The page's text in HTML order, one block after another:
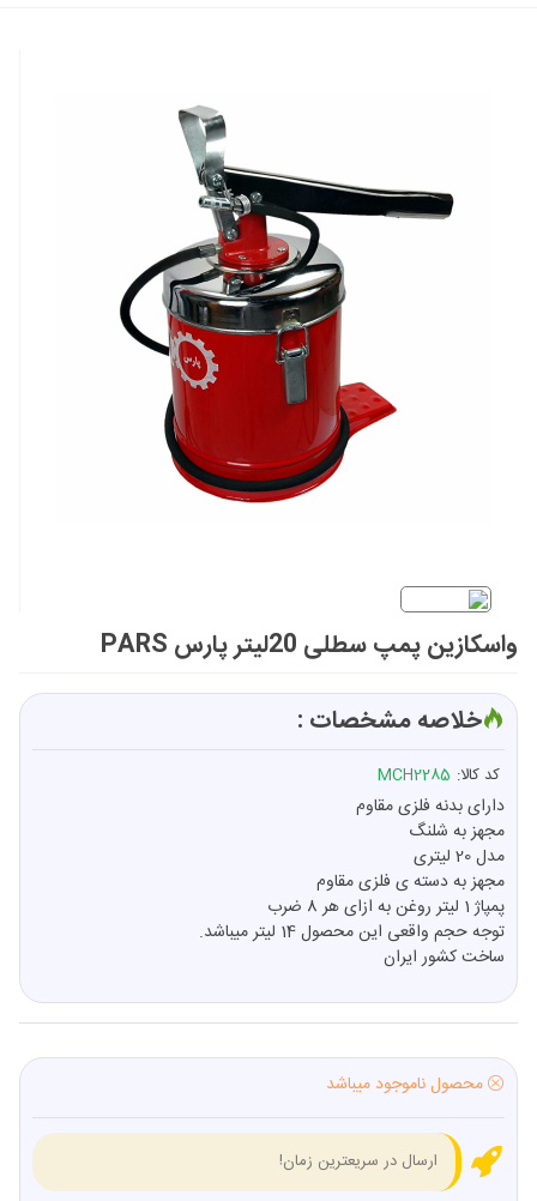
واسکازین پمپ سطلی 20لیتر پارس PARS
خلاصه مشخصات :
کد کالا: MCH2285
دارای بدنه فلزی مقاوم
مجهز به شلنگ
مدل 20 لیتری
مجهز به دسته ی فلزی مقاوم
پمپاژ 1 لیتر روغن به ازای هر 8 ضرب
توجه حجم واقعی این محصول 14 لیتر میباشد.
ساخت کشور ایران
محصول ناموجود میباشد
ارسال در سریعترین زمان!